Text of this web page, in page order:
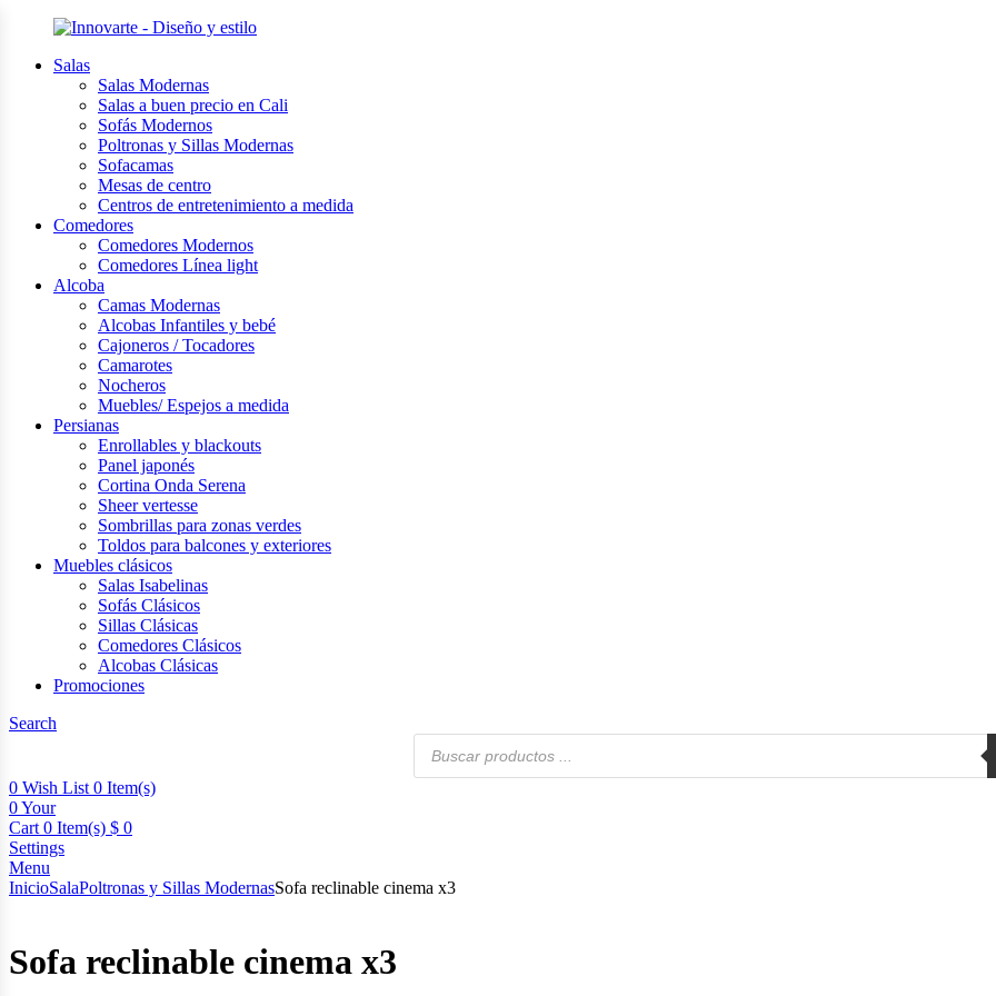
Salas
Salas Modernas
Salas a buen precio en Cali
Sofás Modernos
Poltronas y Sillas Modernas
Sofacamas
Mesas de centro
Centros de entretenimiento a medida
Comedores
Comedores Modernos
Comedores Línea light
Alcoba
Camas Modernas
Alcobas Infantiles y bebé
Cajoneros / Tocadores
Camarotes
Nocheros
Muebles/ Espejos a medida
Persianas
Enrollables y blackouts
Panel japonés
Cortina Onda Serena
Sheer vertesse
Sombrillas para zonas verdes
Toldos para balcones y exteriores
Muebles clásicos
Salas Isabelinas
Sofás Clásicos
Sillas Clásicas
Comedores Clásicos
Alcobas Clásicas
Promociones
Search
Products
search
0 Wish List 0 Item(s)
0Your
Cart 0 Item(s) $ 0
Settings
Menu
InicioSalaPoltronas y Sillas ModernasSofa reclinable cinema x3
Sofa reclinable cinema x3